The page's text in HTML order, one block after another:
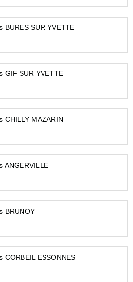
BURES SUR YVETTE
GIF SUR YVETTE
CHILLY MAZARIN
ANGERVILLE
BRUNOY
CORBEIL ESSONNES